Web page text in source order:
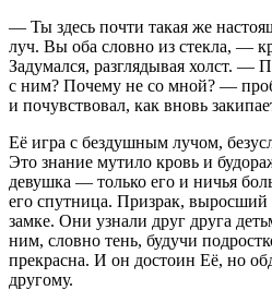
— Ты здесь почти такая же
луч. Вы оба словно из стекла, —
Задумался, разглядывая холст. —
с ним? Почему не со мной? —
и почувствовал, как вновь
Её игра с бездушным лучом,
Это знание мутило кровь и
девушка — только его и ничья
его спутница. Призрак,
замке. Они узнали друг друга
ним, словно тень, будучи подрост
прекрасна. И он достоин Её, но
другому.